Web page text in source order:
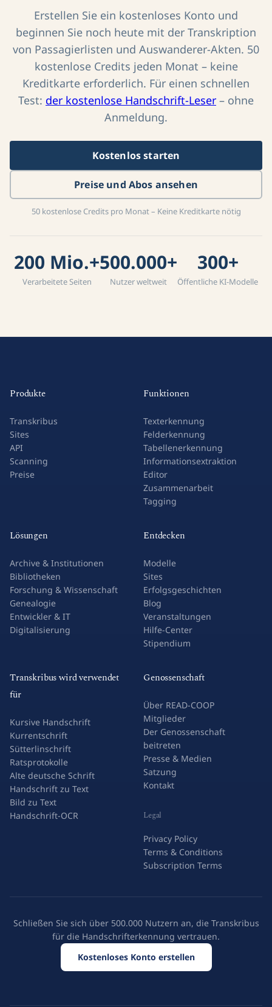
Erstellen Sie ein kostenloses Konto und
beginnen Sie noch heute mit der Transkription
von Passagierlisten und Auswanderer-Akten. 50
kostenlose Credits jeden Monat – keine
Kreditkarte erforderlich. Für einen schnellen
Test: der kostenlose Handschrift-Leser – ohne
Anmeldung.
Kostenlos starten
Preise und Abos ansehen
50 kostenlose Credits pro Monat – Keine Kreditkarte nötig
200 Mio.+
Verarbeitete Seiten
500.000+
Nutzer weltweit
300+
Öffentliche KI-Modelle
Produkte
Transkribus
Sites
API
Scanning
Preise
Funktionen
Texterkennung
Felderkennung
Tabellenerkennung
Informationsextraktion
Editor
Zusammenarbeit
Tagging
Lösungen
Archive & Institutionen
Bibliotheken
Forschung & Wissenschaft
Genealogie
Entwickler & IT
Digitalisierung
Entdecken
Modelle
Sites
Erfolgsgeschichten
Blog
Veranstaltungen
Hilfe-Center
Stipendium
Transkribus wird verwendet
für
Kursive Handschrift
Kurrentschrift
Sütterlinschrift
Ratsprotokolle
Alte deutsche Schrift
Handschrift zu Text
Bild zu Text
Handschrift-OCR
Genossenschaft
Über READ-COOP
Mitglieder
Der Genossenschaft
beitreten
Presse & Medien
Satzung
Kontakt
Legal
Privacy Policy
Terms & Conditions
Subscription Terms
Schließen Sie sich über 500.000 Nutzern an, die Transkribus
für die Handschrifterkennung vertrauen.
Kostenloses Konto erstellen